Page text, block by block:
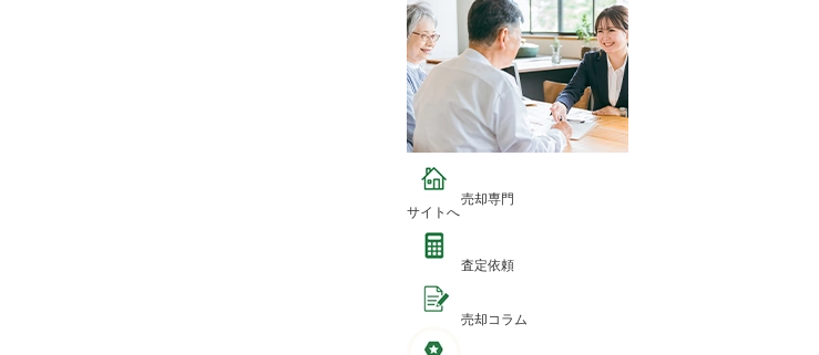
売却専門
サイトへ
査定依頼
売却コラム